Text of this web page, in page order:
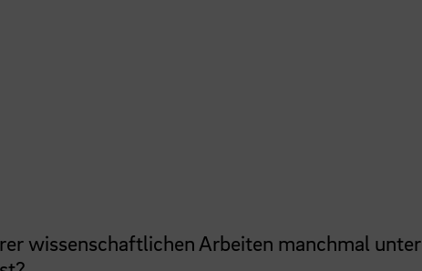
wissenschaftlichen Arbeiten manchmal unter